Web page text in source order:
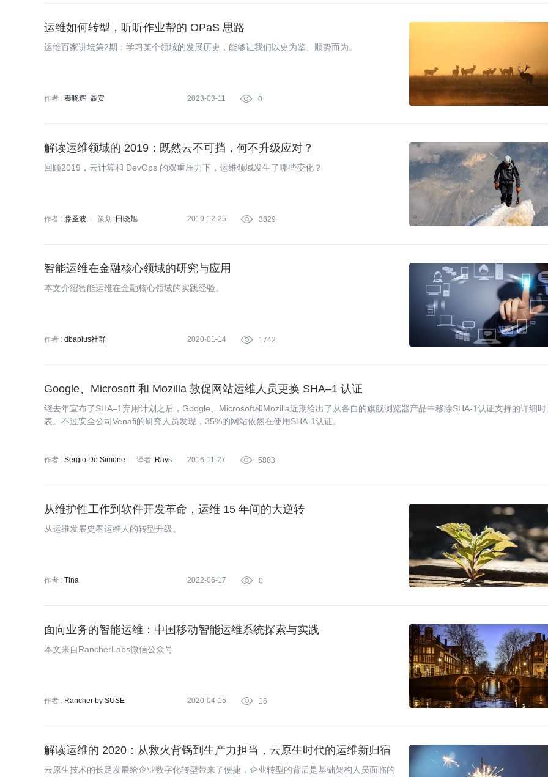
运维如何转型，听听作业帮的 OPaS 思路
运维百家讲坛第2期：学习某个领域的发展历史，能够让我们以史为鉴、顺势而为。
作者 : 秦晓辉 聂安 2023-03-11  0
解读运维领域的 2019：既然云不可挡，何不升级应对？
回顾2019，云计算和 DevOps 的双重压力下，运维领域发生了哪些变化？
作者 : 滕圣波 策划: 田晓旭 2019-12-25  3829
智能运维在金融核心领域的研究与应用
本文介绍智能运维在金融核心领域的实践经验。
作者 : dbaplus社群 2020-01-14  1742
Google、Microsoft 和 Mozilla 敦促网站运维人员更换 SHA–1 认证
继去年宣布了SHA–1弃用计划之后，Google、Microsoft和Mozilla近期给出了从各自的旗舰浏览器产品中移除SHA-1认证支持的详细时
表。不过安全公司Venafi的研究人员发现，35%的网站依然在使用SHA-1认证。
作者 : Sergio De Simone 译者: Rays 2016-11-27  5883
从维护性工作到软件开发革命，运维 15 年间的大逆转
从运维发展史看运维人的转型升级。
作者 : Tina 2022-06-17  0
面向业务的智能运维：中国移动智能运维系统探索与实践
本文来自RancherLabs微信公众号
作者 : Rancher by SUSE 2020-04-15  16
解读运维的 2020：从救火背锅到生产力担当，云原生时代的运维新归宿
云原生技术的长足发展给企业数字化转型带来了便捷，企业转型的背后是基础架构人员面临的